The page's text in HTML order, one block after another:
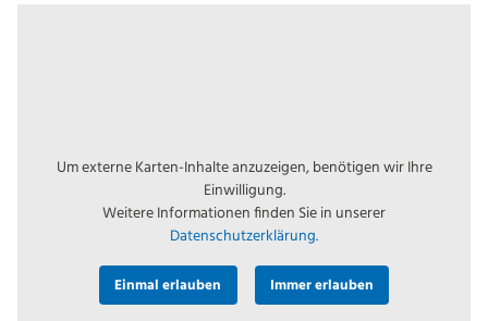
Um externe Karten-Inhalte anzuzeigen, benötigen wir Ihre
Einwilligung.
Weitere Informationen finden Sie in unserer
Datenschutzerklärung.
Einmal erlauben Immer erlauben